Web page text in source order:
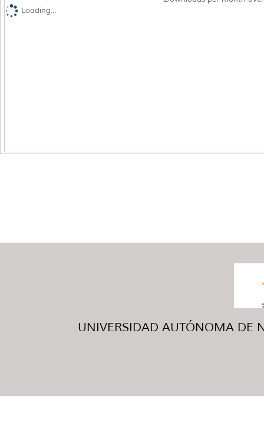
Loading...
UNIVERSIDAD AUTÓNOMA DE